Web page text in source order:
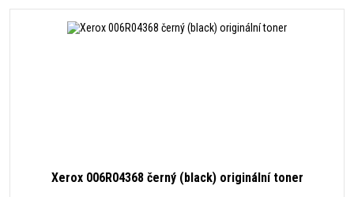
Xerox 006R04368 černý (black) originální toner